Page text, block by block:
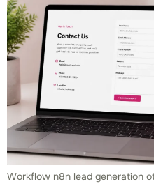
Workflow n8n lead generation